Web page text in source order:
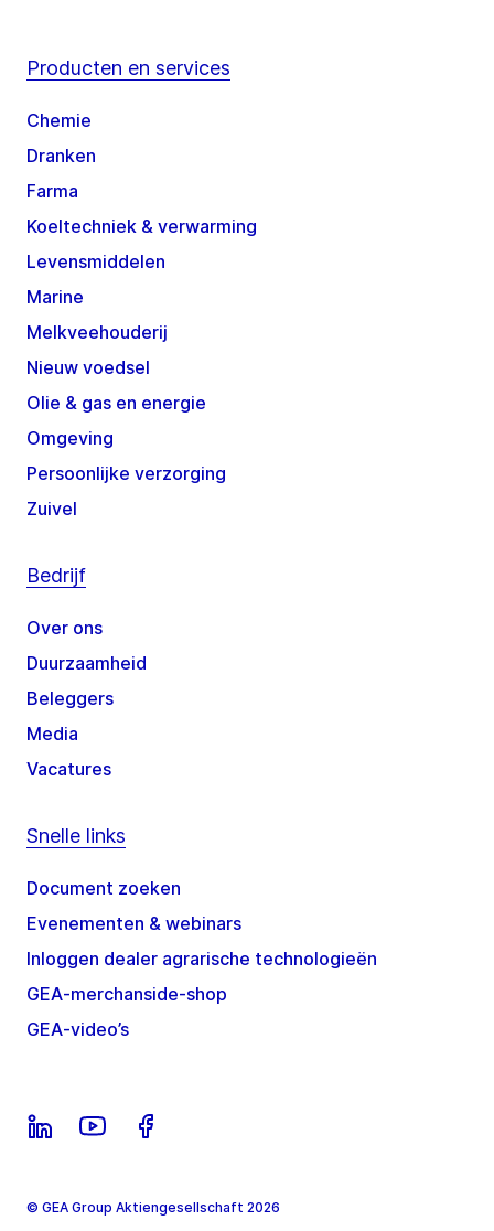
Producten en services
Chemie
Dranken
Farma
Koeltechniek & verwarming
Levensmiddelen
Marine
Melkveehouderij
Nieuw voedsel
Olie & gas en energie
Omgeving
Persoonlijke verzorging
Zuivel
Bedrijf
Over ons
Duurzaamheid
Beleggers
Media
Vacatures
Snelle links
Document zoeken
Evenementen & webinars
Inloggen dealer agrarische technologieën
GEA-merchanside-shop
GEA-video’s
© GEA Group Aktiengesellschaft 2026